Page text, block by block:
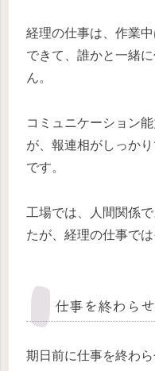
経理の仕事は、作業
できて、誰かと一緒
ん。
コミュニケーション
が、報連相がしっか
です。
工場では、人間関係
たが、経理の仕事で
仕事を終わら
期日前に仕事を終わ